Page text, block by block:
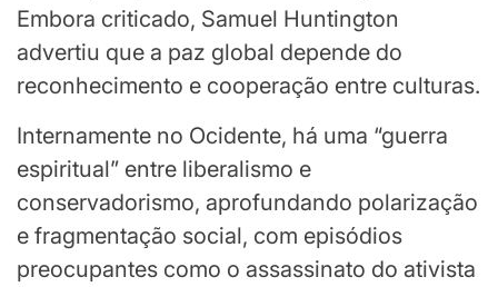
Embora criticado, Samuel Huntington
advertiu que a paz global depende do
reconhecimento e cooperação entre culturas.
Internamente no Ocidente, há uma “guerra
espiritual” entre liberalismo e
conservadorismo, aprofundando polarização
e fragmentação social, com episódios
preocupantes como o assassinato do ativista